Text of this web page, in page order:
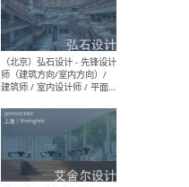
（北京）LOD朗奥建筑 - 资深
室内建筑师 / 产品研发及新
设计师 / 深化设计师 / 实习